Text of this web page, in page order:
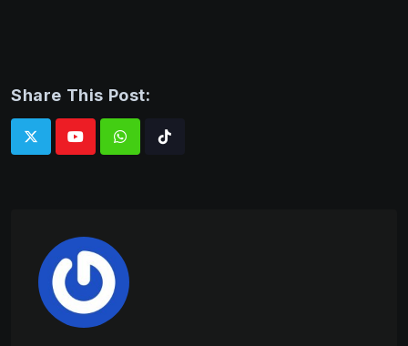
Share This Post:
WhatsappTiktok